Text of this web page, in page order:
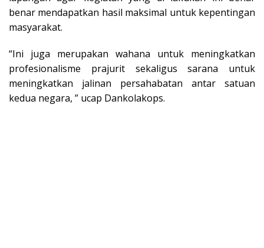
benar mendapatkan hasil maksimal untuk kepentingan
masyarakat.
“Ini juga merupakan wahana untuk meningkatkan
profesionalisme prajurit sekaligus sarana untuk
meningkatkan jalinan persahabatan antar satuan
kedua negara, ” ucap Dankolakops.